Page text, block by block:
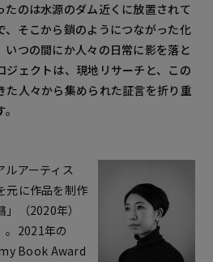
たのは水源のダム近くに放置されて
、そこから鎖のようにつながった化
つの間にか人々の日常に影を落と
ジェクトは、現地リサーチと、この
た人々から集められた証言を折り重
ルアーティス
元に作品を制作
（2020年）
。2021年の
Book Award